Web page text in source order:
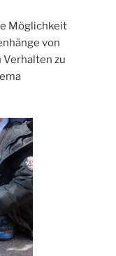
Möglichkeit
von
zu